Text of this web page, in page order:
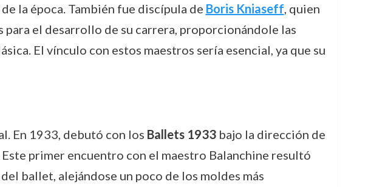
la época. También fue discípula de Boris Kniaseff, quien
el desarrollo de su carrera, proporcionándole las
El vínculo con estos maestros sería esencial, ya que su
En 1933, debutó con los Ballets 1933bajo la dirección de
primer encuentro con el maestro Balanchine resultó
ballet, alejándose un poco de los moldes más